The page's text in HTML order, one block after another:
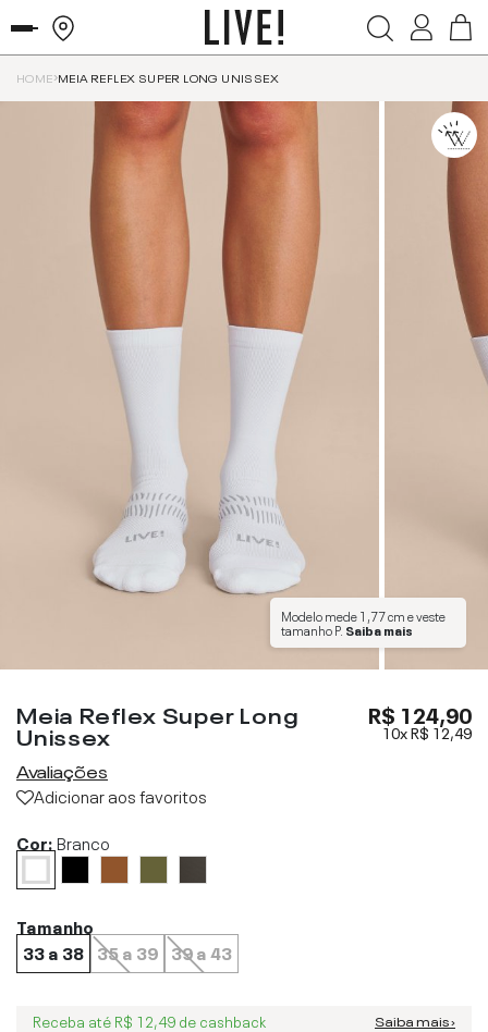
HOME MEIA REFLEX SUPER LONG UNISSEX
Modelo mede1,77 cme veste
tamanhoP. Saiba mais
Meia Reflex Super Long
Unissex
Avaliações
Adicionar aos favoritos
R$ 124,90
10xR$ 12,49
Cor:Branco
Tamanho
33 a 38 35 a 39 39 a 43
Receba até R$ 12,49 de cashback Saiba mais ›